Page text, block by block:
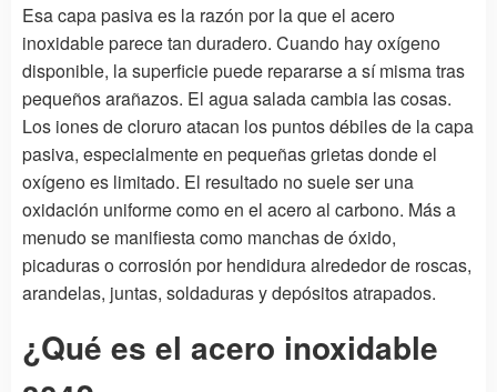
Esa capa pasiva es la razón por la que el acero
inoxidable parece tan duradero. Cuando hay oxígeno
disponible, la superficie puede repararse a sí misma tras
pequeños arañazos. El agua salada cambia las cosas.
Los iones de cloruro atacan los puntos débiles de la capa
pasiva, especialmente en pequeñas grietas donde el
oxígeno es limitado. El resultado no suele ser una
oxidación uniforme como en el acero al carbono. Más a
menudo se manifiesta como manchas de óxido,
picaduras o corrosión por hendidura alrededor de roscas,
arandelas, juntas, soldaduras y depósitos atrapados.
¿Qué es el acero inoxidable